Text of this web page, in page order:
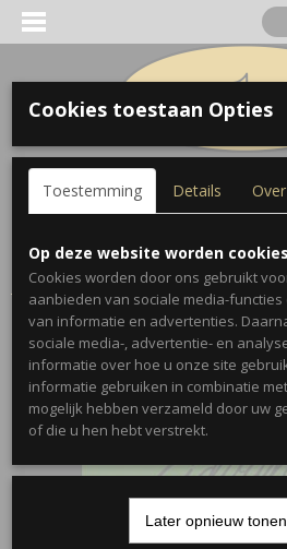
Inloggen Registreren
Home >Bladmuziek>Advanced Lip
Charles Colin
Cookies toestaan Opties
Toestemming Details Over
Op deze website worden
Cookies worden door ons gebruikt
aanbieden van sociale media-
van informatie en advertenties.
sociale media-, advertentie- en
informatie over hoe u onze site
informatie gebruiken in combinatie
mogelijk hebben verzameld door uw
of die u hen hebt verstrekt.
Later opnieuw tonen